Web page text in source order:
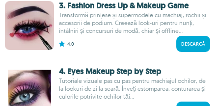
3. Fashion Dress Up & Makeup Game
Transformă prințese și supermodele cu machiaj, rochii și
accesorii de podium. Creează look-uri pentru nunți,
întâlniri și concursuri de modă, chiar și offline...
4.0 DESCARCĂ
4. Eyes Makeup Step by Step
Tutoriale vizuale pas cu pas pentru machiajul ochilor, de
la lookuri de zi la seară. Înveți estomparea, conturarea și
culorile potrivite ochilor tăi...